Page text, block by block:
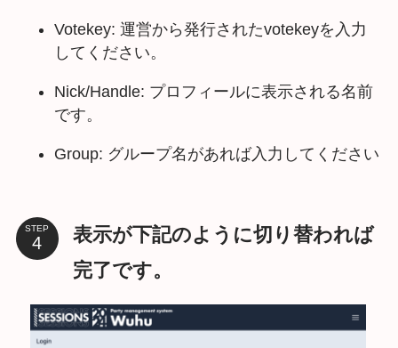
Votekey: 運営から発行されたvotekeyを入力
してください。
Nick/Handle: プロフィールに表示される名前
です。
Group: グループ名があれば入力してください
STEP
表示が下記のように切り替われば
完了です。